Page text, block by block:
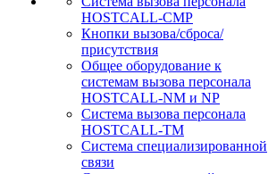
HOSTCALL-CMP
Кнопки вызова/сброса/
присутствия
Общее оборудование к
системам вызова персонала
HOSTCALL-NM и NP
Система вызова персонала
HOSTCALL-TM
Система специализированной
связи